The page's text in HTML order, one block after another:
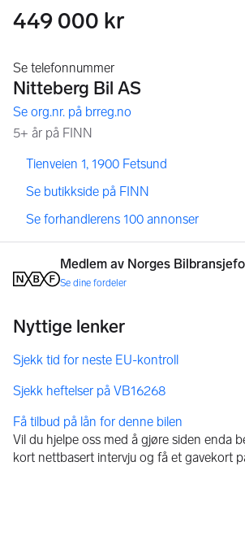
449 000 kr
,
Tienveien 1, 1900 Fetsund
Se butikkside på FINN
Se forhandlerens 100 annonser
Medlem av Norges
Se dine fordeler
Få tilbud på lån for denne bilen
Vil du hjelpe oss med å gjøre siden enda
kort nettbasert intervju og få et gavekort